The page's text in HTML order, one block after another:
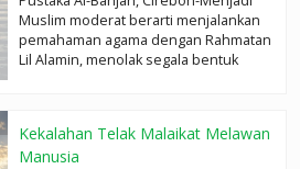
Muslim moderat berarti menjalankan
pemahaman agama dengan Rahmatan
Lil Alamin, menolak segala bentuk
Kekalahan Telak Malaikat Melawan
Manusia